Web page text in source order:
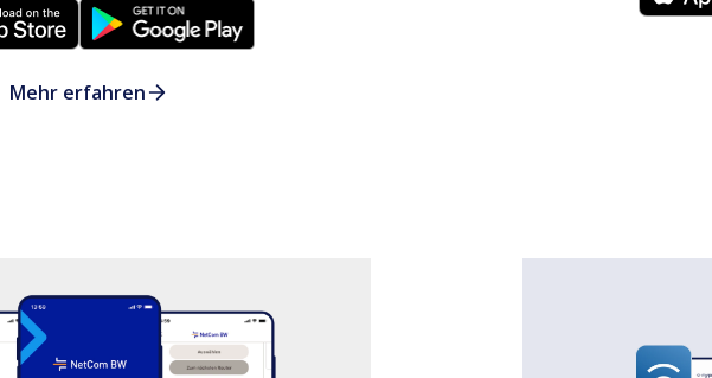
Mehr erfahren